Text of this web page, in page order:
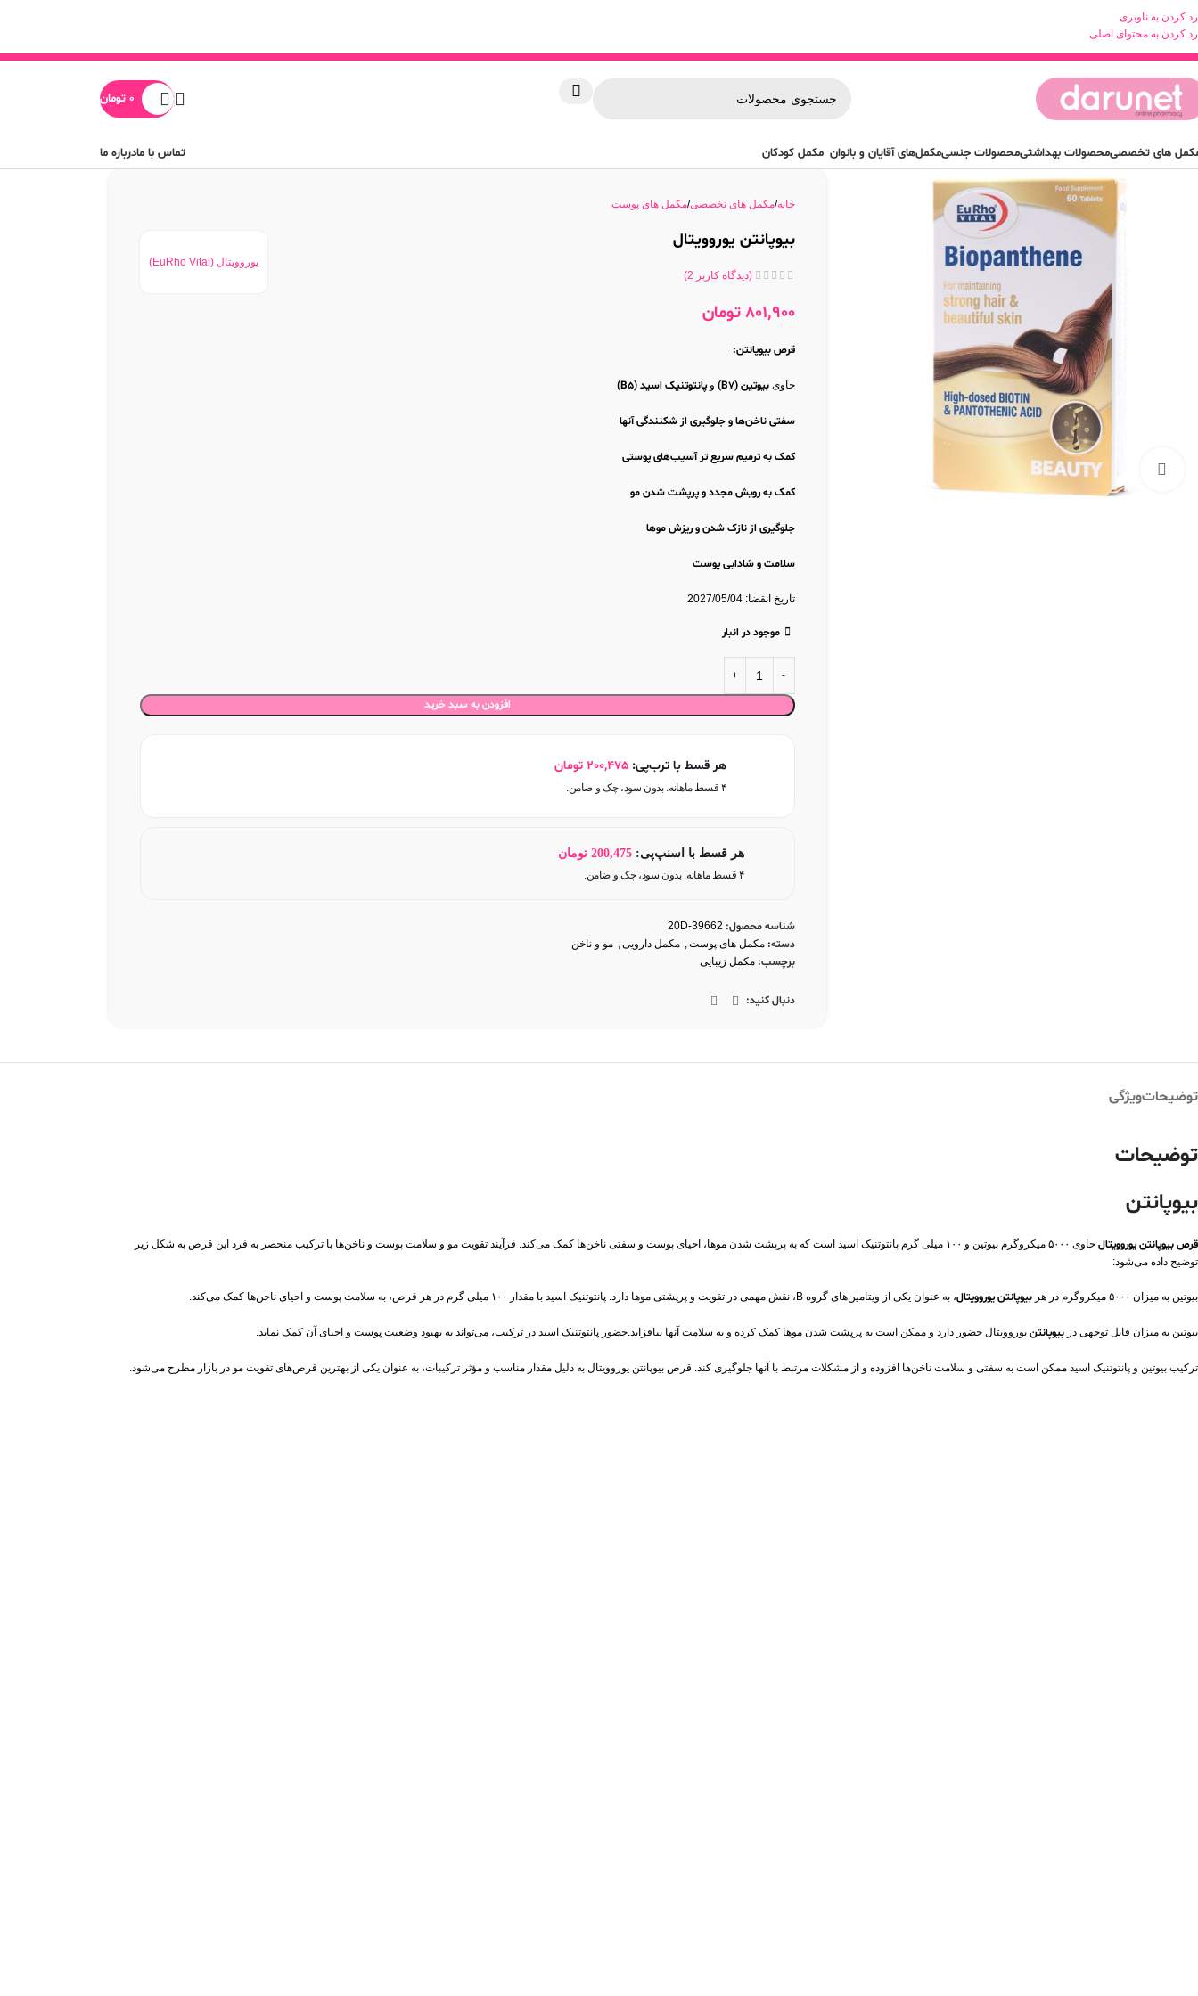
رد کردن به ناوبری
رد کردن به محتوای اصلی
0 تومان
های تخصصیمحصولات بهداشتیمحصولات جنسیمکمل‌های آقایان و بانوان مکمل کودکان تماس با مادرباره ما
بزرگنمایی تصویر
خانه مکمل های تخصصی مکمل های پوست
یوروویتال (EuRho Vital)
بیوپانتن یوروویتال
(دیدگاه کاربر 2
)
801,900 تومان
قرص بیوپانتن:
حاویبیوتین (B7) وپانتوتنیک اسید (B5)
سفتی ناخن‌ها و جلوگیری از شکنندگی آنها
کمک به ترمیم سریع تر آسیب‌های پوستی
کمک به رویش مجدد و پرپشت شدن مو
جلوگیری از نازک شدن و ریزش موها
سلامت و شادابی پوست
تاریخ انقضا: 2027/05/04
موجود در انبار
افزودن به سبد خرید
هر قسط با ترب‌پی:200,475 تومان
۴ قسط ماهانه. بدون سود، چک و ضامن.
هر قسط با اسنپ‌پی:200,475 تومان
۴ قسط ماهانه. بدون سود، چک و ضامن.
شناسه محصول: 20D-39662
دسته: مکمل های پوست, مکمل دارویی, مو و ناخن
برچسب: مکمل زیبایی
دنبال کنید:
توضیحاتویژگی
توضیحات
بیوپانتن
قرص بیوپانتن یوروویتال
حاوی ۵۰۰۰ میکروگرم بیوتین و ۱۰۰ میلی گرم پانتوتنیک اسید است که به پرپشت شدن موها، احیای پوست و سفتی ناخن‌ها کمک می‌کند. فرآیند تقویت مو و سلامت پوست و ناخن‌ها با ترکیب منحصر به فرد این قرص به شکل زیر
توضیح داده می‌شود:
بیوتین به میزان ۵۰۰۰ میکروگرم در هر بیوپانتن یوروویتال، به عنوان یکی از ویتامین‌های گروه B، نقش مهمی در تقویت و پرپشتی موها دارد. پانتوتنیک اسید با مقدار ۱۰۰ میلی گرم در هر قرص، به سلامت پوست و احیای ناخن‌ها کمک می‌کند.
بیوتین به میزان قابل توجهی در بیوپانتن یوروویتال حضور دارد و ممکن است به پرپشت شدن موها کمک کرده و به سلامت آنها بیافزاید.حضور پانتوتنیک اسید در ترکیب، می‌تواند به بهبود وضعیت پوست و احیای آن کمک نماید.
ترکیب بیوتین و پانتوتنیک اسید ممکن است به سفتی و سلامت ناخن‌ها افزوده و از مشکلات مرتبط با آنها جلوگیری کند. قرص بیوپانتن یوروویتال به دلیل مقدار مناسب و مؤثر ترکیبات، به عنوان یکی از بهترین قرص‌های تقویت مو در بازار مطرح می‌شود.